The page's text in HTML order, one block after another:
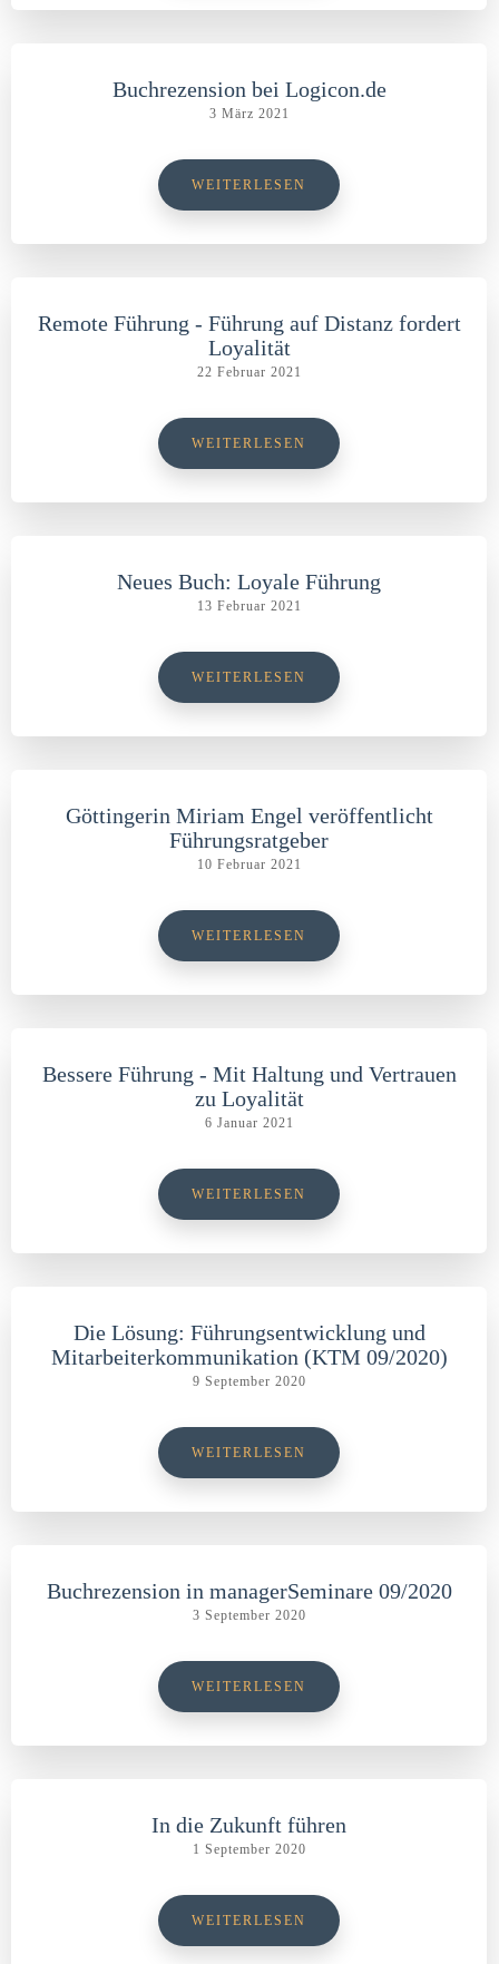
Buchrezension bei Logicon.de
3 März 2021
WEITERLESEN
Remote Führung - Führung auf Distanz fordert
Loyalität
22 Februar 2021
WEITERLESEN
Neues Buch: Loyale Führung
13 Februar 2021
WEITERLESEN
Göttingerin Miriam Engel veröffentlicht
Führungsratgeber
10 Februar 2021
WEITERLESEN
Bessere Führung - Mit Haltung und Vertrauen
zu Loyalität
6 Januar 2021
WEITERLESEN
Die Lösung: Führungsentwicklung und
Mitarbeiterkommunikation (KTM 09/2020)
9 September 2020
WEITERLESEN
Buchrezension in managerSeminare 09/2020
3 September 2020
WEITERLESEN
In die Zukunft führen
1 September 2020
WEITERLESEN